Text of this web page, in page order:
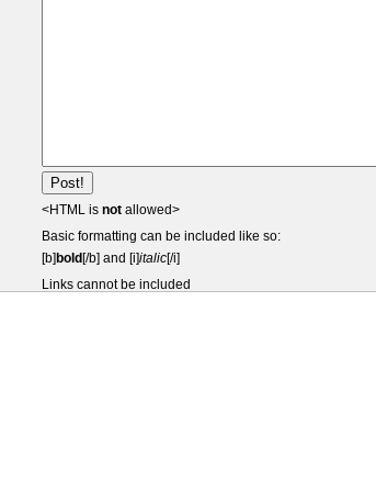
<HTML is not allowed>
Basic formatting can be included like so:
[b] bold [/b] and [i]italic[/i]
Links cannot be included